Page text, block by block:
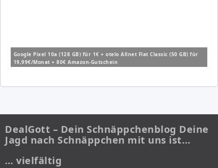
Google Pixel 10a (128 GB) für 1€ + otelo Allnet Flat Classic (50 GB) für
19,99€/Monat + 80€ Amazon-Gutschein
DealGott – Dein Schnäppchenblog Deine
Jagd nach Schnäppchen mit uns ist…
… vielfältig